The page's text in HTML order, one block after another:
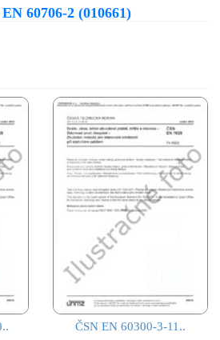
60706-2 (010661)
ČSN EN 60300-3-11..